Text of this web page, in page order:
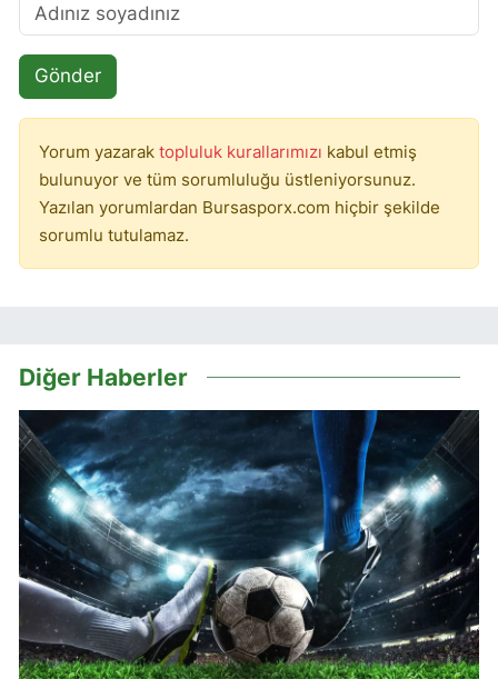
Gönder
Yorum yazarak topluluk kurallarımızı kabul etmiş
bulunuyor ve tüm sorumluluğu üstleniyorsunuz.
Yazılan yorumlardan Bursasporx.com hiçbir şekilde
sorumlu tutulamaz.
Diğer Haberler